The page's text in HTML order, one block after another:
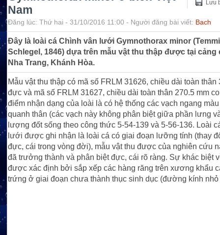
Lưu
Nam
Đăng lúc: Thứ hai - 31/10/2016 11:00 - Người đăng bài viết: Bach
Đây là loài cá Chình vân lưới Gymnothorax minor
Schlegel, 1846) dựa trên mẫu vật thu thập được tại cảng
Nha Trang, Khánh Hòa.
Mẫu vật thu thập có mã số FRLM 31626, chiều dài toàn thân
đực và mã số FRLM 31627, chiều dài toàn thân 270.5 mm
điểm nhận dạng của loài là có hệ thống các vạch ngang
quanh thân (các vạch này không phân biệt giữa phần lưng
lượng đốt sống theo công thức 5-54-139 và 5-56-136. Loài
lưới được ghi nhận là loài cá có giai đoạn lưỡng tính (thay
đực, cái trong vòng đời), mẫu vật thu được của nghiên cứu
đã trưởng thành và phân biệt đực, cái rõ ràng. Sự khác biệt
được xác định bởi sắp xếp các hàng răng trên xương khẩu
trứng ở giai đoạn chưa thành thục sinh dục (đường kính nhỏ